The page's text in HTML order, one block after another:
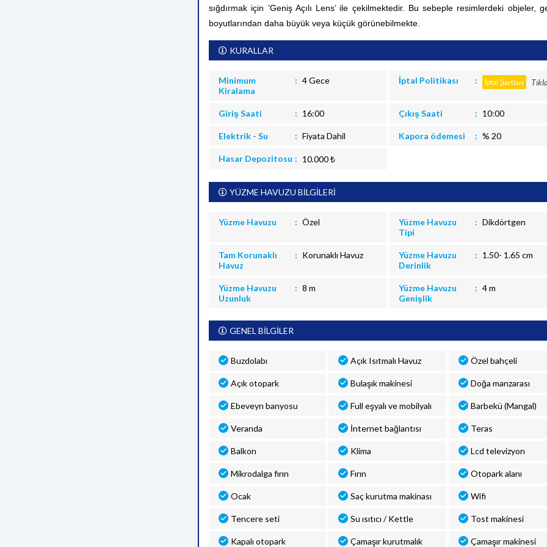
sığdırmak için ’Geniş Açılı Lens’ ile çekilmektedir. Bu sebeple resimlerdeki objeler,
boyutlarından daha büyük veya küçük görünebilmekte.
KURALLAR
Minimum
Kiralama
4 Gece İptal Politikası İptal Şartları
Giriş Saati 16:00 Çıkış Saati 10:00
Elektrik - Su Fiyata Dahil Kapora ödemesi % 20
Hasar Depozitosu 10.000 ₺
YÜZME HAVUZU BİLGİLERİ
Yüzme Havuzu Özel
Yüzme Havuzu
Tipi
Dikdörtgen
Tam Korunaklı
Havuz
Korunaklı Havuz
Yüzme Havuzu
Derinlik
1.50- 1.65 cm
Yüzme Havuzu
Uzunluk
8 m
Yüzme Havuzu
Genişlik
4 m
GENEL BİLGİLER
Buzdolabı Açık Isıtmalı Havuz Özel bahçeli
Açık otopark Bulaşık makinesi Doğa manzarası
Ebeveyn banyosu Full eşyalı ve mobilyalı Barbekü (Mangal)
Veranda İnternet bağlantısı Teras
Balkon Klima Lcd televizyon
Mikrodalga fırın Fırın Otopark alanı
Ocak Saç kurutma makinası Wifi
Tencere seti Su ısıtıcı / Kettle Tost makinesi
Kapalı otopark Çamaşır kurutmalık Çamaşır makinesi